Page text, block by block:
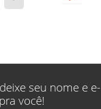
seu nome e e-
você!